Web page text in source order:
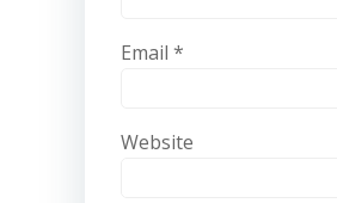
Email *
Website